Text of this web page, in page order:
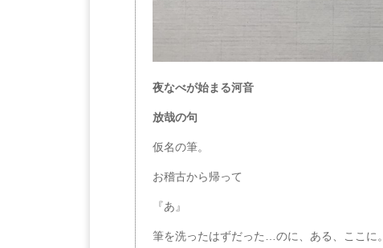
夜なべが始まる河音
放哉の句
仮名の筆。
お稽古から帰って
『あ』
筆を洗ったはずだった…のに、ある、ここに。